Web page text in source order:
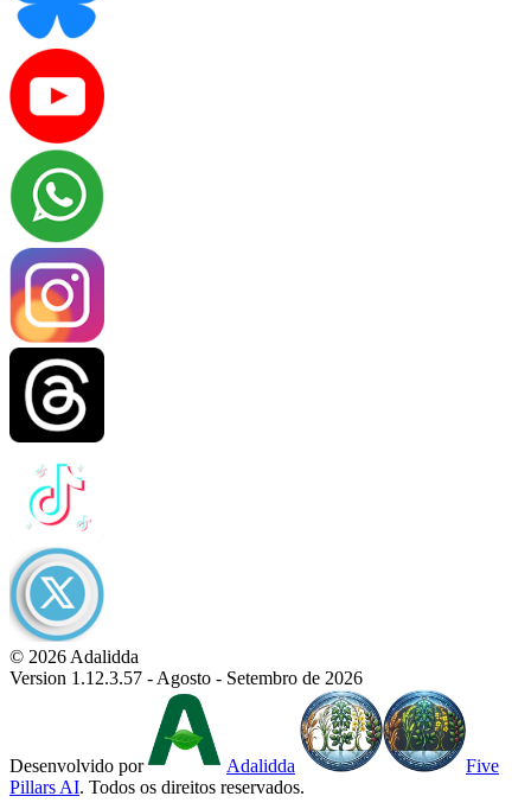
© 2026 Adalidda
Version 1.12.3.57 - Agosto - Setembro de 2026
Desenvolvido por Adalidda
Five
Pillars AI. Todos os direitos reservados.